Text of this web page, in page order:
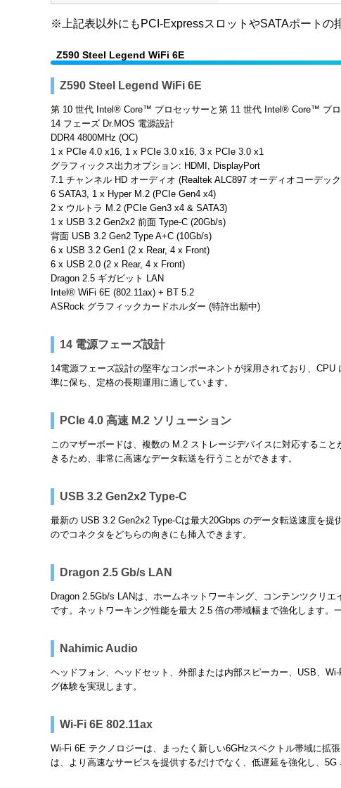
※上記表以外にもPCI-ExpressスロットやSATAポートの
Z590 Steel Legend WiFi 6E
Z590 Steel Legend WiFi 6E
第 10 世代 Intel® Core™ プロセッサーと第 11 世代 Intel® Core™ プ
14 フェーズ Dr.MOS 電源設計
DDR4 4800MHz (OC)
1 x PCIe 4.0 x16, 1 x PCIe 3.0 x16, 3 x PCIe 3.0 x1
グラフィックス出力オプション: HDMI, DisplayPort
7.1 チャンネル HD オーディオ (Realtek ALC897 オーディオコーデッ
6 SATA3, 1 x Hyper M.2 (PCIe Gen4 x4)
2 x ウルトラ M.2 (PCIe Gen3 x4 & SATA3)
1 x USB 3.2 Gen2x2 前面 Type-C (20Gb/s)
背面 USB 3.2 Gen2 Type A+C (10Gb/s)
6 x USB 3.2 Gen1 (2 x Rear, 4 x Front)
6 x USB 2.0 (2 x Rear, 4 x Front)
Dragon 2.5 ギガビット LAN
Intel® WiFi 6E (802.11ax) + BT 5.2
ASRock グラフィックカードホルダー (特許出願中)
14 電源フェーズ設計
14電源フェーズ設計の堅牢なコンポーネントが採用されており、
準に保ち、定格の長期運用に適しています。
PCIe 4.0 高速 M.2 ソリューション
このマザーボードは、複数の M.2 ストレージデバイスに対応するこ
きるため、非常に高速なデータ転送を行うことができます。
USB 3.2 Gen2x2 Type-C
最新の USB 3.2 Gen2x2 Type-Cは最大20Gbps のデータ転送速度を
のでコネクタをどちらの向きにも挿入できます。
Dragon 2.5 Gb/s LAN
Dragon 2.5Gb/s LANは、ホームネットワーキング、コンテンツクリ
です。ネットワーキング性能を最大 2.5 倍の帯域幅まで強化します。
Nahimic Audio
ヘッドフォン、ヘッドセット、外部または内部スピーカー、USB、
グ体験を実現します。
Wi-Fi 6E 802.11ax
Wi-Fi 6E テクノロジーは、まったく新しい6GHzスペクトル帯域に拡
は、より高速なサービスを提供するだけでなく、低遅延を強化し、